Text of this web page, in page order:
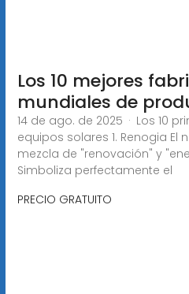
Los 10 mejores
mundiales de
14 de ago. de 2025 · Los 10
equipos solares 1. Renogia El
mezcla de "renovación" y
Simboliza perfectamente el
PRECIO GRATUITO